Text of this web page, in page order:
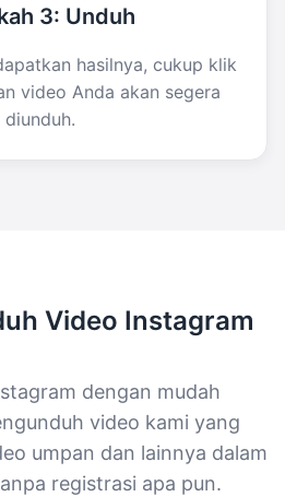
3: Unduh
hasilnya, cukup klik
video Anda akan segera
diunduh.
Video Instagram
dengan mudah
video kami yang
umpan dan lainnya dalam
registrasi apa pun.